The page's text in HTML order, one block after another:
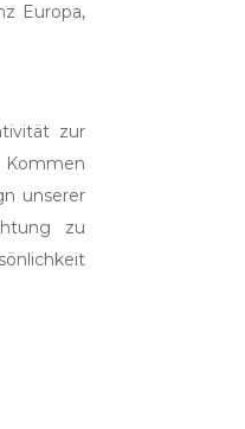
Europa,
zur
Kommen
unserer
zu